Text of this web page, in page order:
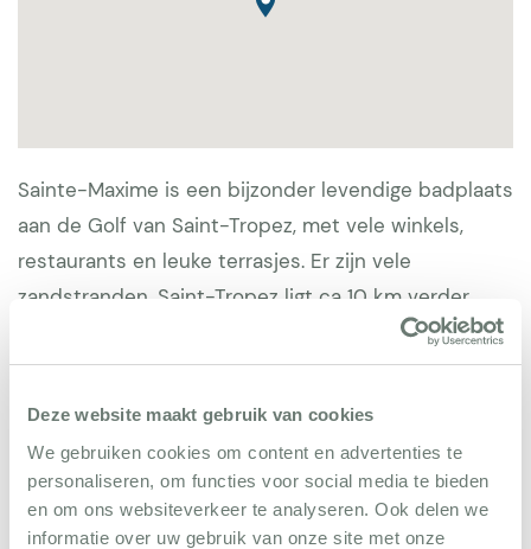
Deze website maakt gebruik van cookies
We gebruiken cookies om content en advertenties te
personaliseren, om functies voor social media te bieden
en om ons websiteverkeer te analyseren. Ook delen we
informatie over uw gebruik van onze site met onze
Sainte-Maxime is een bijzonder levendige badplaats
aan de Golf van Saint-Tropez, met vele winkels,
restaurants en leuke terrasjes. Er zijn vele
zandstranden. Saint-Tropez ligt ca 10 km verder
maar is makkelijker per openbare boot te bereiken.
Zeker voor gezinnen met kinderen is dit een ideaal
vakantieoord. Er zijn ca. 7 golfbanen in de buurt, in
Sainte-Maxime zelf, maar ook in het nabijgelegen
Beauvallon en in Roquebrune sur Argens. Eten is erg
leuk bij La Maison Bleu en Auberge Sans Souci.